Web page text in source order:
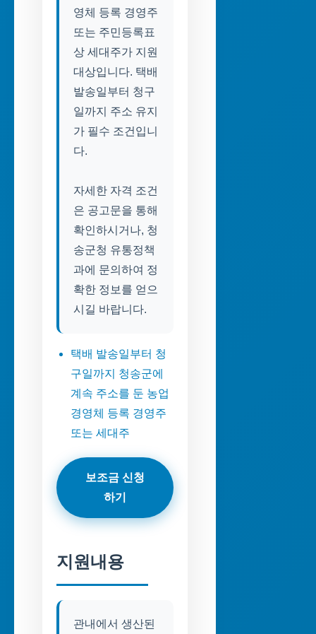
영체 등록 경영주
또는 주민등록표
상 세대주가 지원
대상입니다. 택배
발송일부터 청구
일까지 주소 유지
가 필수 조건입니
다.
자세한 자격 조건
은 공고문을 통해
확인하시거나, 청
송군청 유통정책
과에 문의하여 정
확한 정보를 얻으
시길 바랍니다.
택배 발송일부터 청
구일까지 청송군에
계속 주소를 둔 농업
경영체 등록 경영주
또는 세대주
보조금 신청
하기
지원내용
관내에서 생산된